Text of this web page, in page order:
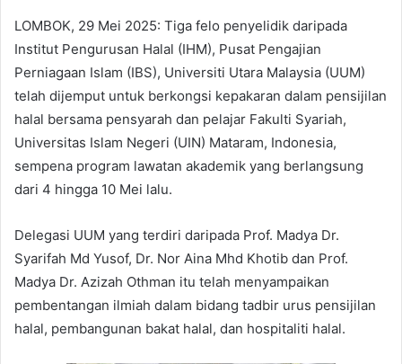
LOMBOK, 29 Mei 2025: Tiga felo penyelidik daripada
Institut Pengurusan Halal (IHM), Pusat Pengajian
Perniagaan Islam (IBS), Universiti Utara Malaysia (UUM)
telah dijemput untuk berkongsi kepakaran dalam pensijilan
halal bersama pensyarah dan pelajar Fakulti Syariah,
Universitas Islam Negeri (UIN) Mataram, Indonesia,
sempena program lawatan akademik yang berlangsung
dari 4 hingga 10 Mei lalu.
Delegasi UUM yang terdiri daripada Prof. Madya Dr.
Syarifah Md Yusof, Dr. Nor Aina Mhd Khotib dan Prof.
Madya Dr. Azizah Othman itu telah menyampaikan
pembentangan ilmiah dalam bidang tadbir urus pensijilan
halal, pembangunan bakat halal, dan hospitaliti halal.